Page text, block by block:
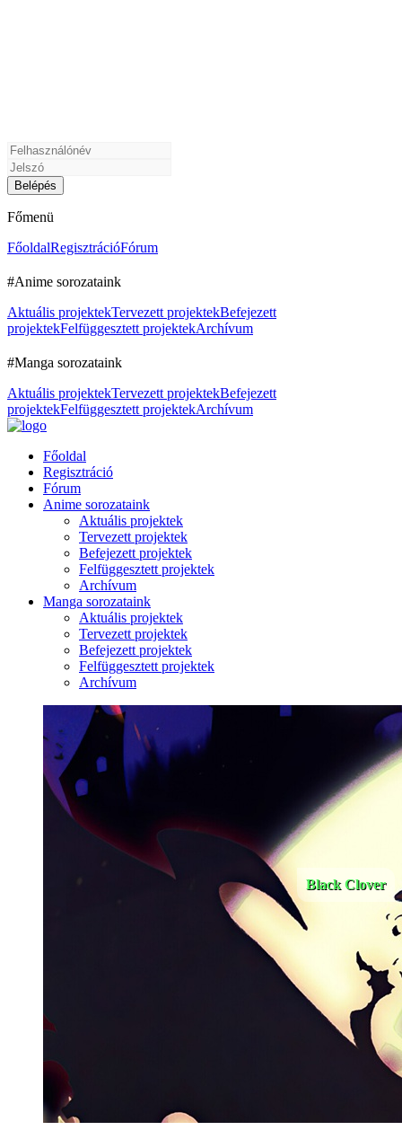
Főmenü
FőoldalRegisztrációFórum
#Anime sorozataink
Aktuális projektekTervezett projektekBefejezett
projektekFelfüggesztett projektekArchívum
#Manga sorozataink
Aktuális projektekTervezett projektekBefejezett
projektekFelfüggesztett projektekArchívum
Főoldal
Regisztráció
Fórum
Anime sorozataink
Aktuális projektek
Tervezett projektek
Befejezett projektek
Felfüggesztett projektek
Archívum
Manga sorozataink
Aktuális projektek
Tervezett projektek
Befejezett projektek
Felfüggesztett projektek
Archívum
Black Clover